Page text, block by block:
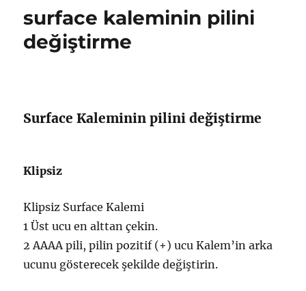
için
surface kaleminin pilini
değiştirme
Surface Kaleminin pilini değiştirme
Klipsiz
Klipsiz Surface Kalemi
1 Üst ucu en alttan çekin.
2 AAAA pili, pilin pozitif (+) ucu Kalem’in arka
ucunu gösterecek şekilde değiştirin.